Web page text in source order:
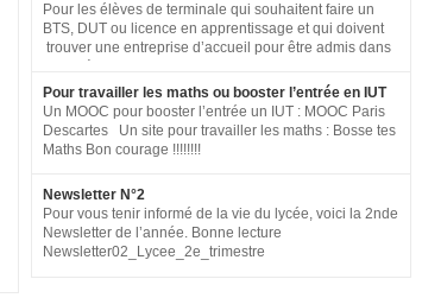
Pour les élèves de terminale qui souhaitent faire un
BTS, DUT ou licence en apprentissage et qui doivent
trouver une entreprise d’accueil pour être admis dans
regroupe tous les postes disponibles en apprentissage
(tous niveaux) en France pour toute la fonction
publique + SNCF. http://www.fonction-
publique.gouv.fr/biep/bienvenue-sur-la-bourse-
interministerielle-de-lemploi-public
Pour travailler les maths ou booster l’entrée en IUT
Un MOOC pour booster l’entrée un IUT : MOOC Paris
Descartes Un site pour travailler les maths : Bosse tes
Maths Bon courage !!!!!!!!
Newsletter N°2
Pour vous tenir informé de la vie du lycée, voici la 2nde
Newsletter de l’année. Bonne lecture
Newsletter02_Lycee_2e_trimestre